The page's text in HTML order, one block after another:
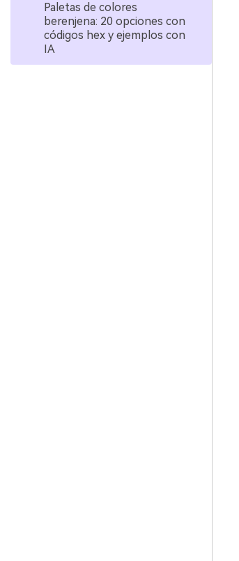
Paletas de colores
berenjena: 20 opciones con
códigos hex y ejemplos con
IA